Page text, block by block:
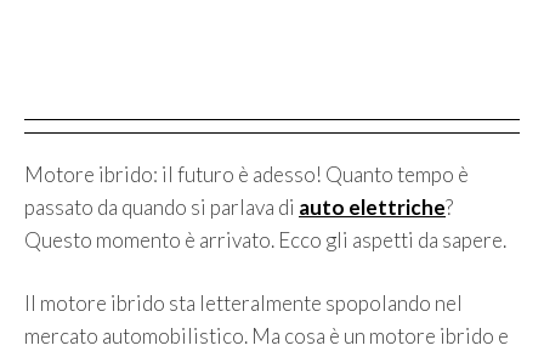
Motore ibrido: il futuro è adesso! Quanto tempo è
passato da quando si parlava di auto elettriche?
Questo momento è arrivato. Ecco gli aspetti da sapere.
Il motore ibrido sta letteralmente spopolando nel
mercato automobilistico. Ma cosa è un motore ibrido e